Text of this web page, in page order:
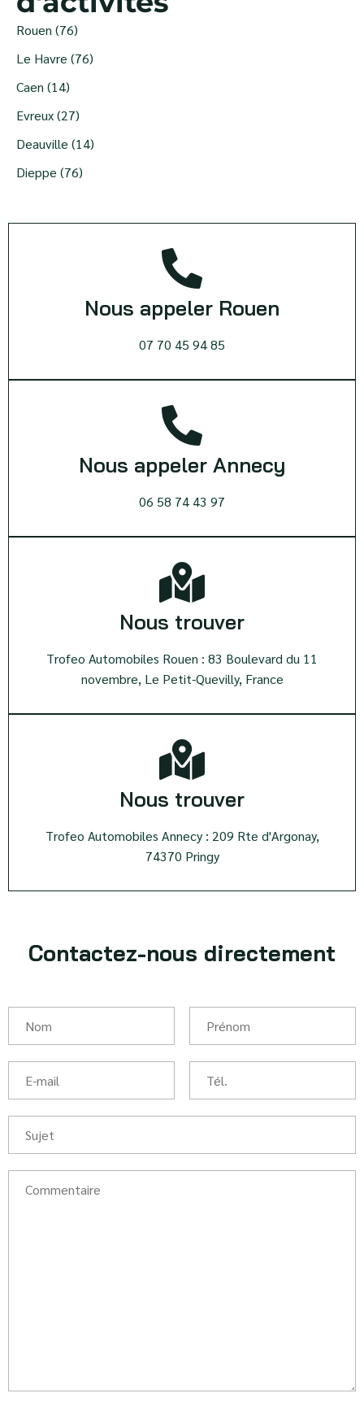
Rouen (76)
Le Havre (76)
Caen (14)
Evreux (27)
Deauville (14)
Dieppe (76)
Nous appeler Rouen
07 70 45 94 85
Nous appeler Annecy
06 58 74 43 97
Nous trouver
Trofeo Automobiles Rouen : 83 Boulevard du 11
novembre, Le Petit-Quevilly, France
Nous trouver
Trofeo Automobiles Annecy : 209 Rte d'Argonay,
74370 Pringy
Contactez-nous directement